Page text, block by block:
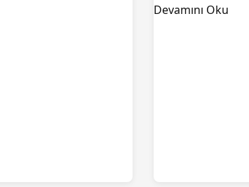
Devamını Oku